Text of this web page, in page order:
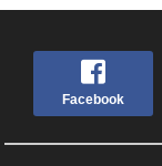
Facebook